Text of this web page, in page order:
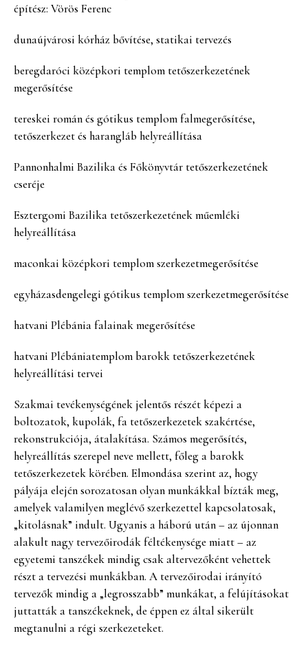
építész: Vörös Ferenc
dunaújvárosi kórház bővítése, statikai tervezés
beregdaróci középkori templom tetőszerkezetének
megerősítése
tereskei román és gótikus templom falmegerősítése,
tetőszerkezet és harangláb helyreállítása
Pannonhalmi Bazilika és Főkönyvtár tetőszerkezetének
cseréje
Esztergomi Bazilika tetőszerkezetének műemléki
helyreállítása
maconkai középkori templom szerkezetmegerősítése
egyházasdengelegi gótikus templom szerkezetmegerősítése
hatvani Plébánia falainak megerősítése
hatvani Plébániatemplom barokk tetőszerkezetének
helyreállítási tervei
Szakmai tevékenységének jelentős részét képezi a
boltozatok, kupolák, fa tetőszerkezetek szakértése,
rekonstrukciója, átalakítása. Számos megerősítés,
helyreállítás szerepel neve mellett, főleg a barokk
tetőszerkezetek körében. Elmondása szerint az, hogy
pályája elején sorozatosan olyan munkákkal bízták meg,
amelyek valamilyen meglévő szerkezettel kapcsolatosak,
„kitolásnak” indult. Ugyanis a háború után – az újonnan
alakult nagy tervezőirodák féltékenysége miatt – az
egyetemi tanszékek mindig csak altervezőként vehettek
részt a tervezési munkákban. A tervezőirodai irányító
tervezők mindig a „legrosszabb” munkákat, a felújításokat
juttatták a tanszékeknek, de éppen ez által sikerült
megtanulni a régi szerkezeteket.